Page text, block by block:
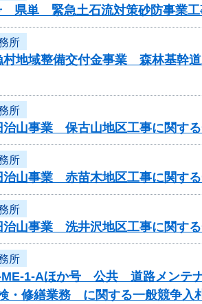
県単 緊急土石流対策砂防事業
所
地域整備交付金事業 森林基幹
所
山事業 保古山地区工事に関す
所
山事業 赤苗木地区工事に関す
所
山事業 洗井沢地区工事に関す
所
ME-1-Aほか号 公共 道路メンテ
・修繕業務 に関する一般競争入